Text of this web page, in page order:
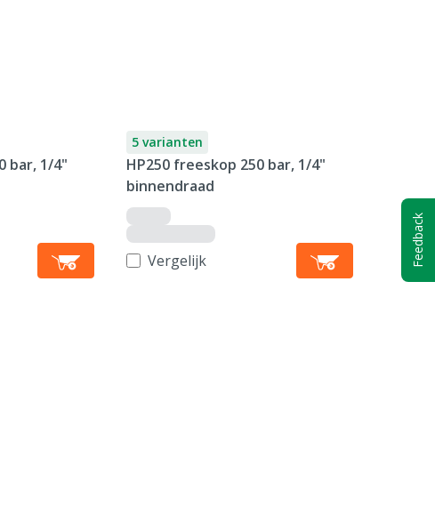
bar, 1/4"
5 varianten
HP250 freeskop 250 bar, 1/4"
binnendraad
Vergelijk Feedback